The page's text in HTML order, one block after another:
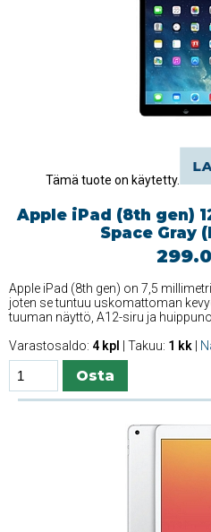
Tämä tuote on käytetty.
Apple iPad (8th gen)
Space Gray
Apple iPad (8th gen) on 7,5
joten se tuntuu uskomattoman
tuuman näyttö, A12-siru ja
Varastosaldo: 4 kpl | Takuu: 1 kk